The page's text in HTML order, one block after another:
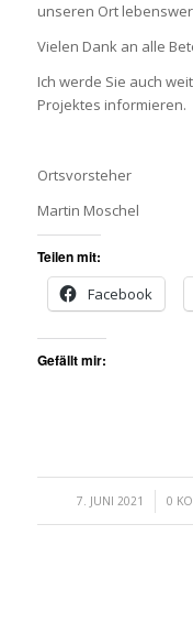
unseren Ort
Vielen Dank an alle
Ich werde Sie auch
Projektes informieren.
Ortsvorsteher
Martin Moschel
Teilen mit:
Facebook
Gefällt mir:
7. JUNI 2021
/ 0